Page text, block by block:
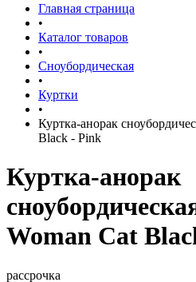
Главная страница
•
Каталог товаров
•
Сноубордическая
•
Куртки
•
Куртка-анорак
Black - Pink
Куртка-анорак
Woman Cat
рассрочка